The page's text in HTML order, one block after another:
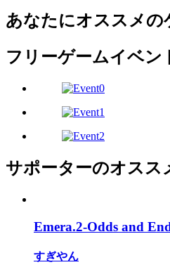
あなたにオススメの
フリーゲームイベン
サポーターのオスス
Emera.2-Odds and
すぎやん